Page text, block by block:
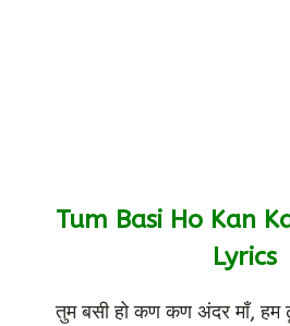
Tum Basi Ho Kan
Lyrics
तुम बसी हो कण कण अंदर माँ, हम